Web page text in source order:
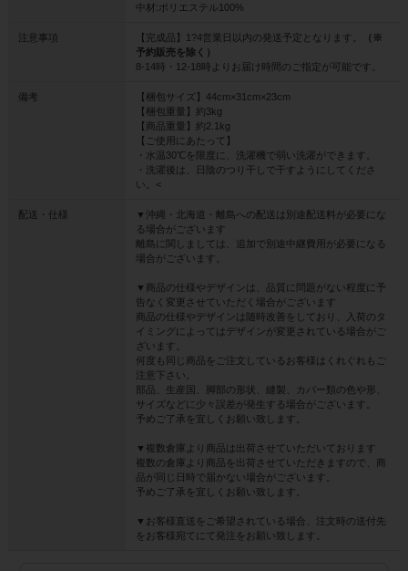
中材:ポリエステル100%
注意事項 【完成品】1?4営業日以内の発送予定となります。
（※
予約販売を除く）
8-14時・12-18時よりお届け時間のご指定が可能です。
備考
【梱包サイズ】44cm×31cm×23cm
【梱包重量】約3kg
【商品重量】約2.1kg
【ご使用にあたって】
・水温30℃を限度に、洗濯機で弱い洗濯ができます。
・洗濯後は、日陰のつり干しで干すようにしてくださ
い。<
配送・仕様
▼沖縄・北海道・離島への配送は別途配送料が必要にな
る場合がございます
離島に関しましては、追加で別途中継費用が必要になる
場合がございます。
▼商品の仕様やデザインは、品質に問題がない程度に予
告なく変更させていただく場合がございます
商品の仕様やデザインは随時改善をしており、入荷のタ
イミングによってはデザインが変更されている場合がご
ざいます。
何度も同じ商品をご注文しているお客様はくれぐれもご
注意下さい。
部品、生産国、脚部の形状、縫製、カバー類の色や形、
サイズなどに少々誤差が発生する場合がございます。
予めご了承を宜しくお願い致します。
▼複数倉庫より商品は出荷させていただいております
複数の倉庫より商品を出荷させていただきますので、商
品が同じ日時で届かない場合がございます。
予めご了承を宜しくお願い致します。
▼お客様直送をご希望されている場合、注文時の送付先
をお客様宛てにて発注をお願い致します。